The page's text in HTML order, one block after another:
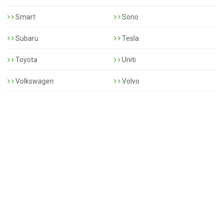
Smart Sono
Subaru Tesla
Toyota Uniti
Volkswagen Volvo